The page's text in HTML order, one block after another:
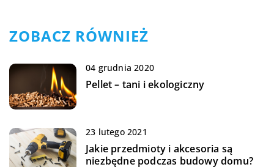
ZOBACZ RÓWNIEŻ
04 grudnia 2020
Pellet – tani i ekologiczny
23 lutego 2021
Jakie przedmioty i akcesoria są
niezbędne podczas budowy domu?